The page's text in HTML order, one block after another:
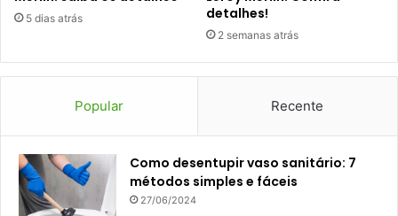
5 dias atrás
detalhes!
2 semanas atrás
Popular Recente
Como desentupir vaso sanitário: 7
métodos simples e fáceis
27/06/2024